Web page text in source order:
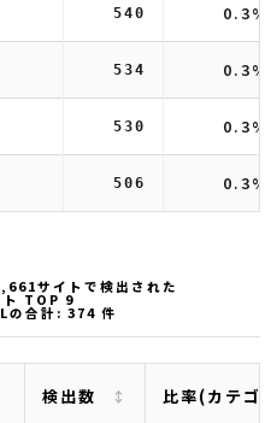
540 0.3%
534 0.3%
530 0.3%
506 0.3%
サイトで検出された
TOP 9
の合計: 374 件
検出数 比率(カテゴ